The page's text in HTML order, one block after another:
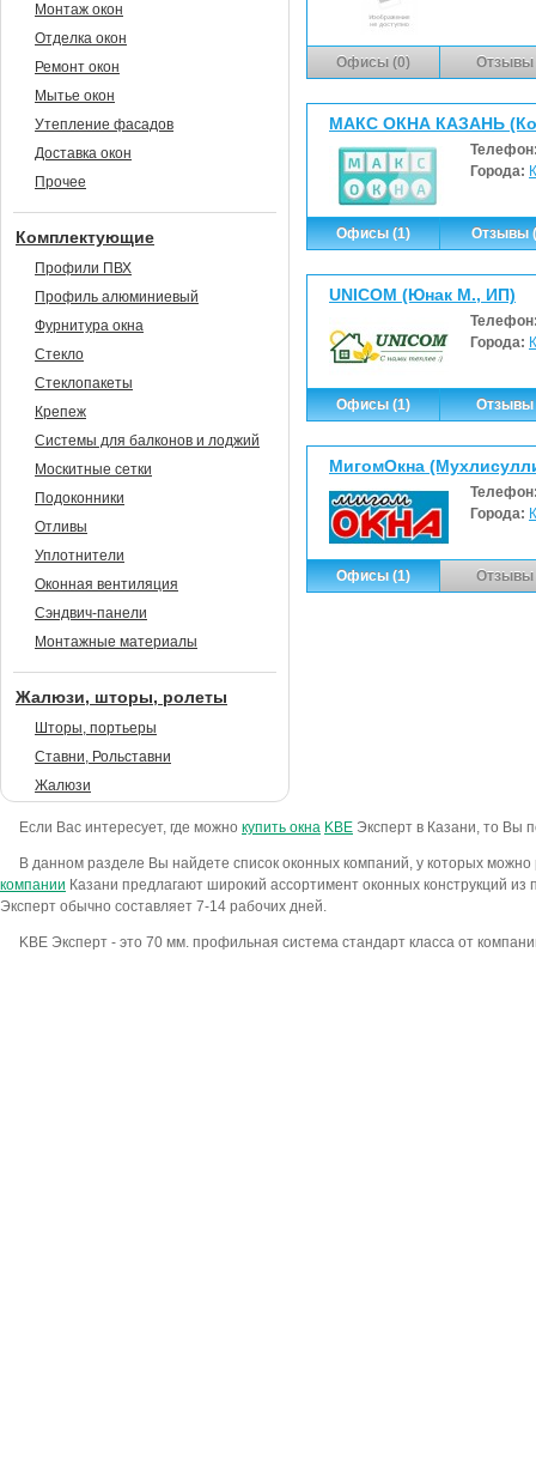
Офисы (0) Отзывы
МАКС ОКНА КАЗАНЬ
Города:
Офисы (1) Отзывы
UNICOM (Юнак М., ИП)
Города:
Офисы (1) Отзывы
МигомОкна
Города:
Офисы (1) Отзывы
Монтаж окон
Отделка окон
Ремонт окон
Мытье окон
Утепление фасадов
Доставка окон
Прочее
Комплектующие
Профили ПВХ
Профиль алюминиевый
Фурнитура окна
Стекло
Стеклопакеты
Крепеж
Системы для балконов и лоджий
Москитные сетки
Подоконники
Отливы
Уплотнители
Оконная вентиляция
Сэндвич-панели
Монтажные материалы
Жалюзи, шторы, ролеты
Шторы, портьеры
Ставни, Рольставни
Жалюзи
Если Вас интересует, где можно купить окна KBE Эксперт в Казани, то Вы
В данном разделе Вы найдете список оконных компаний, у которых
компании Казани предлагают широкий ассортимент оконных конструкций
Эксперт обычно составляет 7-14 рабочих дней.
KBE Эксперт - это 70 мм. профильная система стандарт класса от